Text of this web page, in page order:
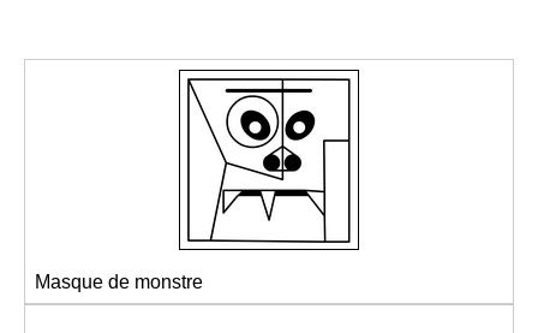
Masque de monstre